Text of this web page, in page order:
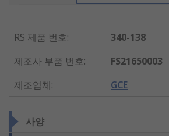
RS 제품 번호:
340-138
제조사 부품 번호:
FS21650003
제조업체: GCE
사양